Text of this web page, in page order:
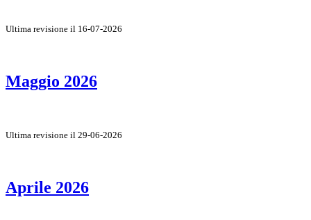
Ultima revisione il 16-07-2026
Maggio 2026
Ultima revisione il 29-06-2026
Aprile 2026